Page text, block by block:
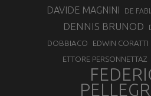
DAVIDE MAGNINI DE
DENNIS BRUNOD
DOBBIACO EDWIN CORATTI
ETTORE PERSONNETTAZ